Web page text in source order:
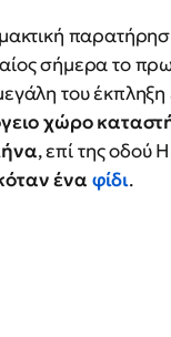
σήμερα το
του έκπληξη
χώρο
, επί της οδού
ένα φίδι.